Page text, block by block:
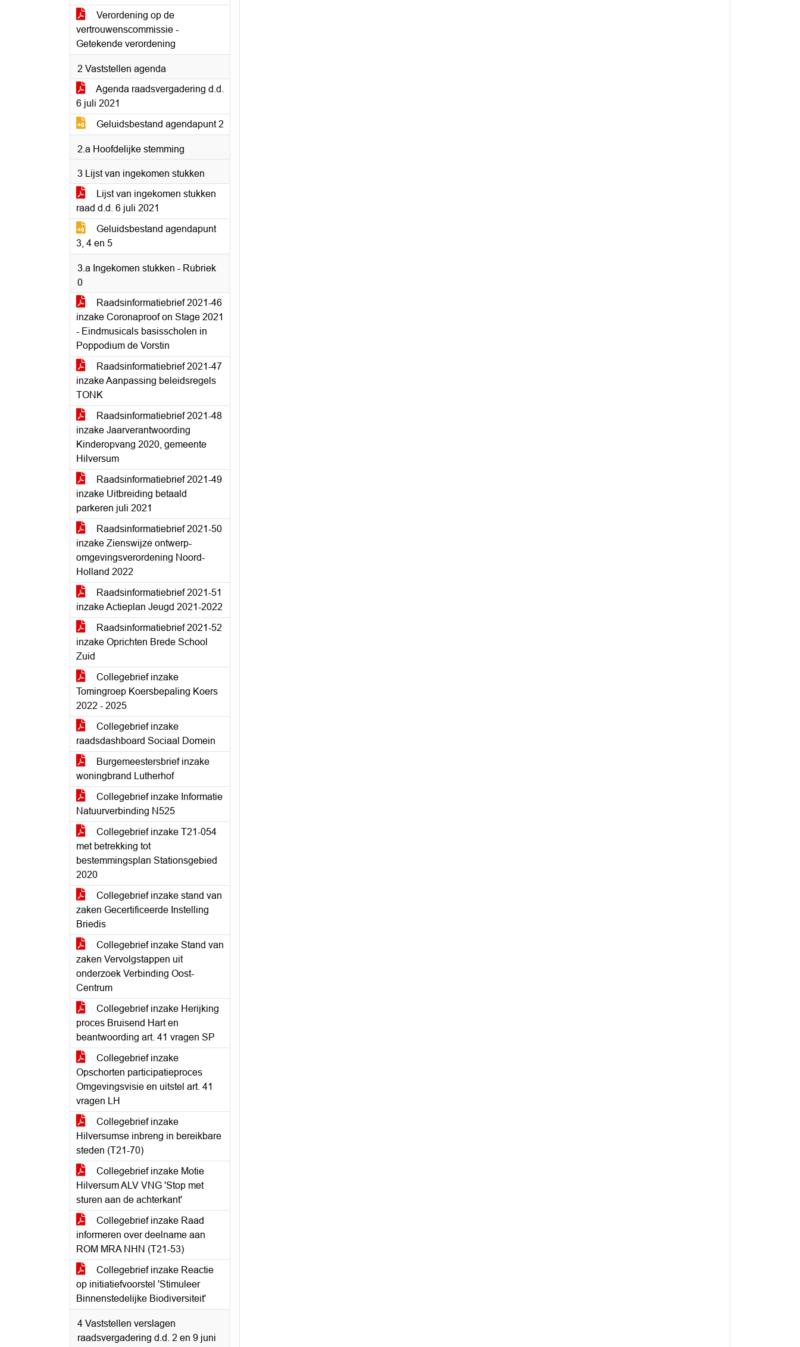
Verordening op de
vertrouwenscommissie -
Getekende verordening
2 Vaststellen agenda
Agenda raadsvergadering d.d.
6 juli 2021
Geluidsbestand agendapunt 2
2.a Hoofdelijke stemming
3 Lijst van ingekomen stukken
Lijst van ingekomen stukken
raad d.d. 6 juli 2021
Geluidsbestand agendapunt
3, 4 en 5
3.a Ingekomen stukken - Rubriek
0
Raadsinformatiebrief 2021-46
inzake Coronaproof on Stage 2021
- Eindmusicals basisscholen in
Poppodium de Vorstin
Raadsinformatiebrief 2021-47
inzake Aanpassing beleidsregels
TONK
Raadsinformatiebrief 2021-48
inzake Jaarverantwoording
Kinderopvang 2020, gemeente
Hilversum
Raadsinformatiebrief 2021-49
inzake Uitbreiding betaald
parkeren juli 2021
Raadsinformatiebrief 2021-50
inzake Zienswijze ontwerp-
omgevingsverordening Noord-
Holland 2022
Raadsinformatiebrief 2021-51
inzake Actieplan Jeugd 2021-2022
Raadsinformatiebrief 2021-52
inzake Oprichten Brede School
Zuid
Collegebrief inzake
Tomingroep Koersbepaling Koers
2022 - 2025
Collegebrief inzake
raadsdashboard Sociaal Domein
Burgemeestersbrief inzake
woningbrand Lutherhof
Collegebrief inzake Informatie
Natuurverbinding N525
Collegebrief inzake T21-054
met betrekking tot
bestemmingsplan Stationsgebied
2020
Collegebrief inzake stand van
zaken Gecertificeerde Instelling
Briedis
Collegebrief inzake Stand van
zaken Vervolgstappen uit
onderzoek Verbinding Oost-
Centrum
Collegebrief inzake Herijking
proces Bruisend Hart en
beantwoording art. 41 vragen SP
Collegebrief inzake
Opschorten participatieproces
Omgevingsvisie en uitstel art. 41
vragen LH
Collegebrief inzake
Hilversumse inbreng in bereikbare
steden (T21-70)
Collegebrief inzake Motie
Hilversum ALV VNG 'Stop met
sturen aan de achterkant'
Collegebrief inzake Raad
informeren over deelname aan
ROM MRA NHN (T21-53)
Collegebrief inzake Reactie
op initiatiefvoorstel 'Stimuleer
Binnenstedelijke Biodiversiteit'
4 Vaststellen verslagen
raadsvergadering d.d. 2 en 9 juni